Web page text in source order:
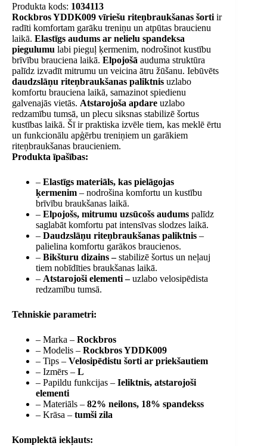
Produkta kods: 1034113
Rockbros YDDK009 vīriešu riteņbraukšanas šorti ir
radīti komfortam garāku treniņu un atpūtas braucienu
laikā. Elastīgs audums ar nelielu spandeksa
piegulumu labi pieguļ ķermenim, nodrošinot kustību
brīvību brauciena laikā. Elpojošā auduma struktūra
palīdz izvadīt mitrumu un veicina ātru žūšanu. Iebūvēts
daudzslāņu riteņbraukšanas paliktnis uzlabo
komfortu brauciena laikā, samazinot spiedienu
galvenajās vietās. Atstarojoša apdare uzlabo
redzamību tumsā, un plecu siksnas stabilizē šortus
kustības laikā. Šī ir praktiska izvēle tiem, kas meklē ērtu
un funkcionālu apģērbu treniņiem un garākiem
riteņbraukšanas braucieniem.
Produkta īpašības:
– Elastīgs materiāls, kas pielāgojas
ķermenim – nodrošina komfortu un kustību
brīvību braukšanas laikā.
– Elpojošs, mitrumu uzsūcošs audums palīdz
saglabāt komfortu pat intensīvas slodzes laikā.
– Daudzslāņu riteņbraukšanas paliktnis –
palielina komfortu garākos braucienos.
– Bikšturu dizains –stabilizē šortus un neļauj
tiem nobīdīties braukšanas laikā.
– Atstarojoši elementi –uzlabo velosipēdista
redzamību tumsā.
Tehniskie parametri:
– Marka – Rockbros
– Modelis – Rockbros YDDK009
– Tips – Velosipēdistu šorti ar priekšautiem
– Izmērs – L
– Papildu funkcijas – Ieliktnis, atstarojoši
elementi
– Materiāls – 82% neilons, 18% spandekss
– Krāsa – tumši zila
Komplektā iekļauts: